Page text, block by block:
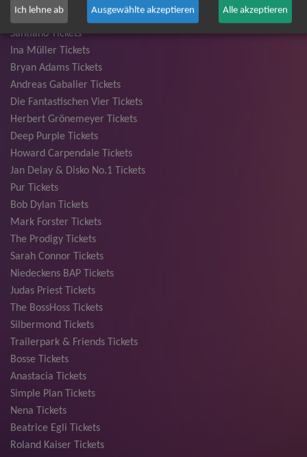
Unheilig Tickets
Santiano Tickets
Ina Müller Tickets
Bryan Adams Tickets
Andreas Gabalier Tickets
Die Fantastischen Vier Tickets
Herbert Grönemeyer Tickets
Deep Purple Tickets
Howard Carpendale Tickets
Jan Delay & Disko No.1 Tickets
Pur Tickets
Bob Dylan Tickets
Mark Forster Tickets
The Prodigy Tickets
Sarah Connor Tickets
Niedeckens BAP Tickets
Judas Priest Tickets
The BossHoss Tickets
Silbermond Tickets
Trailerpark & Friends Tickets
Bosse Tickets
Anastacia Tickets
Simple Plan Tickets
Nena Tickets
Beatrice Egli Tickets
Roland Kaiser Tickets
Ich lehne ab Ausgewählte akzeptieren Alle akzeptieren